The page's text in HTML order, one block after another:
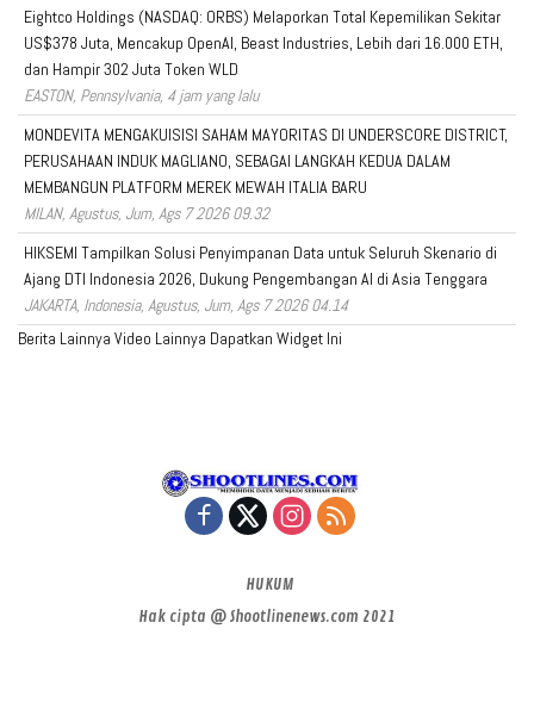
Eightco Holdings (NASDAQ: ORBS) Melaporkan Total Kepemilikan Sekitar
US$378 Juta, Mencakup OpenAI, Beast Industries, Lebih dari 16.000 ETH,
dan Hampir 302 Juta Token WLD
EASTON, Pennsylvania, 4 jam yang lalu
MONDEVITA MENGAKUISISI SAHAM MAYORITAS DI UNDERSCORE DISTRICT,
PERUSAHAAN INDUK MAGLIANO, SEBAGAI LANGKAH KEDUA DALAM
MEMBANGUN PLATFORM MEREK MEWAH ITALIA BARU
MILAN, Agustus, Jum, Ags 7 2026 09.32
HIKSEMI Tampilkan Solusi Penyimpanan Data untuk Seluruh Skenario di
Ajang DTI Indonesia 2026, Dukung Pengembangan AI di Asia Tenggara
JAKARTA, Indonesia, Agustus, Jum, Ags 7 2026 04.14
Berita Lainnya Video Lainnya Dapatkan Widget Ini
HUKUM
Hak cipta @ Shootlinenews.com 2021